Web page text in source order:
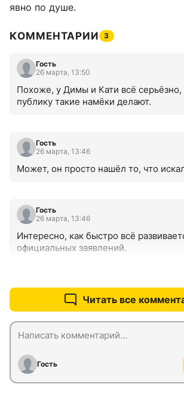
явно по душе.
КОММЕНТАРИИ 3
Гость
26 марта, 13:50
Похоже, у Димы и Кати всё
публику такие намёки делают.
Гость
26 марта, 13:46
Может, он просто нашёл то, что
Гость
26 марта, 13:46
Интересно, как быстро всё
официальных заявлений.
Читать все
Гость